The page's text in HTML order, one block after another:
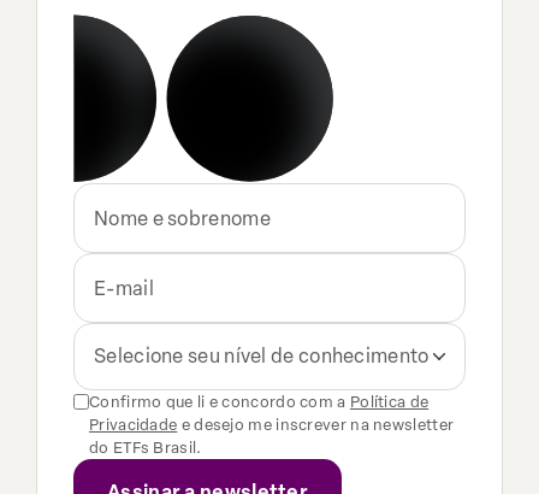
Selecione seu nível de conhecimento
Confirmo que li e concordo com a Política de
Privacidade e desejo me inscrever na newsletter
do ETFs Brasil.